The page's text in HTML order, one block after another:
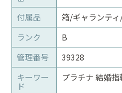
付属品
箱/ギャランテ
ランク
B
管理番号
39328
キーワー
ド
プラチナ 結婚指